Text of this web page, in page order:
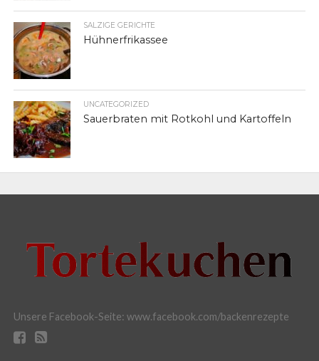
SALZIGE GERICHTE
Hühnerfrikassee
UNCATEGORIZED
Sauerbraten mit Rotkohl und Kartoffeln
Unsere Facebook-Seite: www.facebook.com/backenrezepte